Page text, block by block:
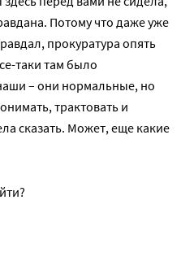
Потому что даже уже
прокуратура опять
таки там было
– они нормальные, но
трактовать и
сказать. Может, еще какие